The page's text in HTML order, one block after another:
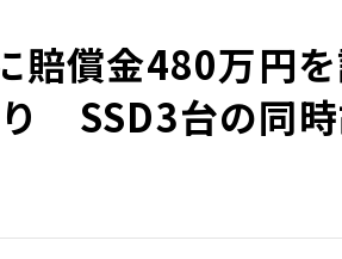
賠償金480万円
SSD3台の同